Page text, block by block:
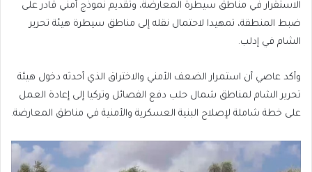
الاستقرار في مناطق سيطرة المعارضة، وتقديم نموذج أمني قادر على
ضبط المنطقة، تمهيدا لاحتمال نقله إلى مناطق سيطرة هيئة تحرير
الشام في إدلب.
وأكد عاصي أن استمرار الضعف الأمني والاختراق الذي أحدثه دخول هيئة
تحرير الشام لمناطق شمال حلب دفع الفصائل وتركيا إلى إعادة العمل
على خطة شاملة لإصلاح البنية العسكرية والأمنية في مناطق المعارضة.